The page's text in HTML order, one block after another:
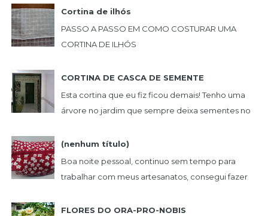
incomoda-se e nã...
Cortina de ilhós
PASSO A PASSO EM COMO COSTURAR UMA
CORTINA DE ILHÓS
CORTINA DE CASCA DE SEMENTE
Esta cortina que eu fiz ficou demais! Tenho uma
árvore no jardim que sempre deixa sementes no
(nenhum título)
Boa noite pessoal, continuo sem tempo para
trabalhar com meus artesanatos, consegui fazer
FLORES DO ORA-PRO-NOBIS